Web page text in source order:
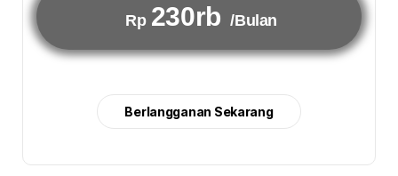
Rp 230rb /Bulan
Berlangganan Sekarang